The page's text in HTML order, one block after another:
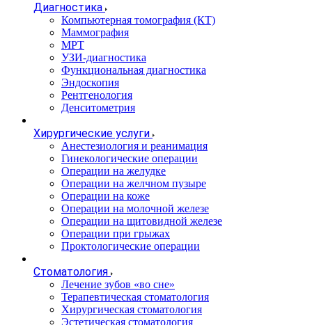
Диагностика
Компьютерная томография (КТ)
Маммография
МРТ
УЗИ-диагностика
Функциональная диагностика
Эндоскопия
Рентгенология
Денситометрия
Хирургические услуги
Анестезиология и реанимация
Гинекологические операции
Операции на желудке
Операции на желчном пузыре
Операции на коже
Операции на молочной железе
Операции на щитовидной железе
Операции при грыжах
Проктологические операции
Стоматология
Лечение зубов «во сне»
Терапевтическая стоматология
Хирургическая стоматология
Эстетическая стоматология